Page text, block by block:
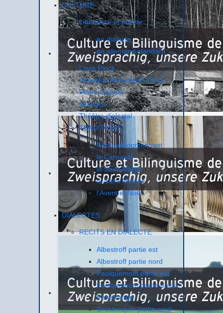
CULTURE
Littérature et poésie
en dialecte
en allemand standard
Louis Pinck
Angelika Merkelbach-Pinck
Pierre Gabriel
Musique
Théâtre dialectal
TRADITIONS
Rommelbootzennaat
le Carnaval
la Saint Martin
la Saint Nicolas
l'Avent et Noël
DIALECTES
RECITS EN DIALECTE
Albestroff partie est
Albestroff partie nord
Faulquemont partie est
Faulquemont partie ouest
Fénétrange
Grostenquin partie nord-